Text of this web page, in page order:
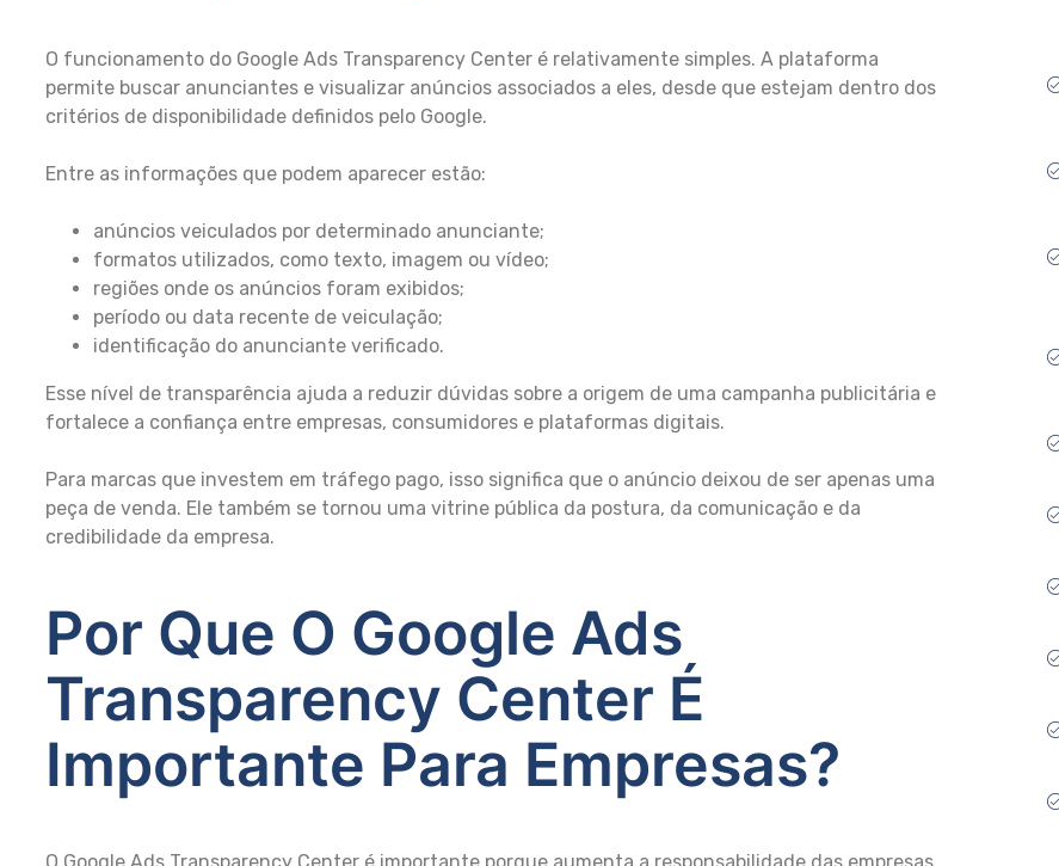
O funcionamento do Google Ads Transparency Center é relativamente simples. A plataforma
permite buscar anunciantes e visualizar anúncios associados a eles, desde que estejam dentro dos
critérios de disponibilidade definidos pelo Google.
Entre as informações que podem aparecer estão:
anúncios veiculados por determinado anunciante;
formatos utilizados, como texto, imagem ou vídeo;
regiões onde os anúncios foram exibidos;
período ou data recente de veiculação;
identificação do anunciante verificado.
Esse nível de transparência ajuda a reduzir dúvidas sobre a origem de uma campanha publicitária e
fortalece a confiança entre empresas, consumidores e plataformas digitais.
Para marcas que investem em tráfego pago, isso significa que o anúncio deixou de ser apenas uma
peça de venda. Ele também se tornou uma vitrine pública da postura, da comunicação e da
credibilidade da empresa.
Por Que O Google Ads
Transparency Center É
Importante Para Empresas?